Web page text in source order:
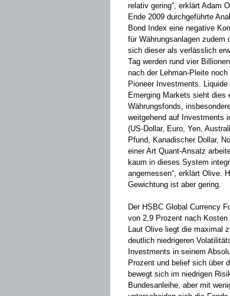
relativ gering“, erklärt Adam
Ende 2009 durchgeführte
Bond Index eine negative
für Währungsanlagen
sich dieser als verlässlich
Tag werden rund vier
nach der Lehman-Pleite
Pioneer Investments.
Emerging Markets sieht dies
Währungsfonds,
weitgehend auf Investments
(US-Dollar, Euro,­ Yen,
Pfund, Kanadischer Dollar,
einer Art Quant-Ansatz
kaum in dieses System
angemessen“, erklärt Olive.
Gewichtung ist aber gering.
Der HSBC Global Currency
von 2,9 Prozent nach
Laut Olive liegt die maximal
deutlich niedrigeren
Investments in seinem
Prozent und belief sich über
bewegt sich im niedrigen
Bundesanleihe, aber mit